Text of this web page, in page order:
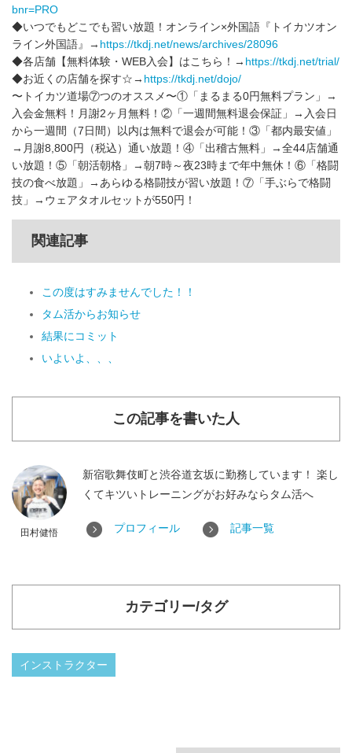
bnr=PRO
◆いつでもどこでも習い放題！オンライン×外国語『トイカツオン
ライン外国語』→ https://tkdj.net/news/archives/28096
◆各店舗【無料体験・WEB入会】はこちら！→ https://tkdj.net/trial/
◆お近くの店舗を探す☆→ https://tkdj.net/dojo/
〜トイカツ道場⑦つのオススメ〜①「まるまる0円無料プラン」→
入会金無料！月謝2ヶ月無料！②「一週間無料退会保証」→入会日
から一週間（7日間）以内は無料で退会が可能！③「都内最安値」
→月謝8,800円（税込）通い放題！④「出稽古無料」→全44店舗通
い放題！⑤「朝活朝格」→朝7時～夜23時まで年中無休！⑥「格闘
技の食べ放題」→あらゆる格闘技が習い放題！⑦「手ぶらで格闘
技」→ウェアタオルセットが550円！
関連記事
この度はすみませんでした！！
タム活からお知らせ
結果にコミット
いよいよ、、、
この記事を書いた人
田村健悟
新宿歌舞伎町と渋谷道玄坂に勤務しています！ 楽し
くてキツいトレーニングがお好みならタム活へ
プロフィール 記事一覧
カテゴリー/タグ
インストラクター